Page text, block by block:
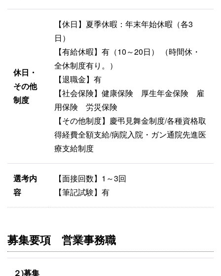
休日・
その他
制度
【休日】夏季休暇：年末年始休暇（各3
日）
【有給休暇】有（10～20日） （時間休・
全休制度有り。）
【退職金】有
【社会保険】健康保険 厚生年金保険 雇
用保険 労災保険
【その他制度】慶弔見舞金制度/各種資格取
得経費全額支給/病院入院・ガン通院先進医
療支給制度
選考内
容
【面接回数】1～3回
【筆記試験】有
募集要項 営業事務職
２)募集